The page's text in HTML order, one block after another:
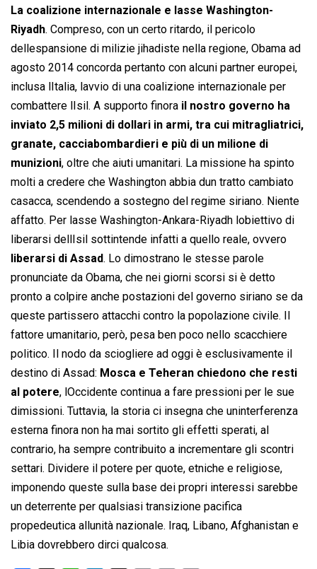
La coalizione internazionale e lasse Washington-
Riyadh. Compreso, con un certo ritardo, il pericolo
dellespansione di milizie jihadiste nella regione, Obama ad
agosto 2014 concorda pertanto con alcuni partner europei,
inclusa lItalia, lavvio di una coalizione internazionale per
combattere lIsil. A supporto finora il nostro governo ha
inviato 2,5 milioni di dollari in armi, tra cui mitragliatrici,
granate, cacciabombardieri e più di un milione di
munizioni, oltre che aiuti umanitari. La missione ha spinto
molti a credere che Washington abbia dun tratto cambiato
casacca, scendendo a sostegno del regime siriano. Niente
affatto. Per lasse Washington-Ankara-Riyadh lobiettivo di
liberarsi dellIsil sottintende infatti a quello reale, ovvero
liberarsi di Assad. Lo dimostrano le stesse parole
pronunciate da Obama, che nei giorni scorsi si è detto
pronto a colpire anche postazioni del governo siriano se da
queste partissero attacchi contro la popolazione civile. Il
fattore umanitario, però, pesa ben poco nello scacchiere
politico. Il nodo da sciogliere ad oggi è esclusivamente il
destino di Assad: Mosca e Teheran chiedono che resti
al potere, lOccidente continua a fare pressioni per le sue
dimissioni. Tuttavia, la storia ci insegna che uninterferenza
esterna finora non ha mai sortito gli effetti sperati, al
contrario, ha sempre contribuito a incrementare gli scontri
settari. Dividere il potere per quote, etniche e religiose,
imponendo queste sulla base dei propri interessi sarebbe
un deterrente per qualsiasi transizione pacifica
propedeutica allunità nazionale. Iraq, Libano, Afghanistan e
Libia dovrebbero dirci qualcosa.